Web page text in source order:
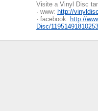
Visite a Vinyl Disc
· www: http://
· facebook: http://
Disc/